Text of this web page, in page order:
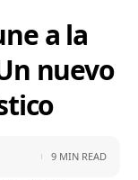
a la
nuevo
9 MIN READ